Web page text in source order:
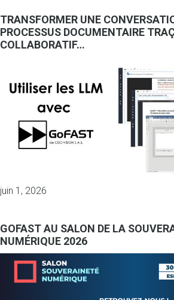
TRANSFORMER UNE
PROCESSUS DOCUMENTAIRE
COLLABORATIF…
juin 1, 2026
GOFAST AU SALON DE LA
NUMÉRIQUE 2026